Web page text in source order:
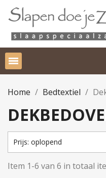
Home Bedtextiel
Prijs: oplopend
Item 1-6 van 6 in totaal